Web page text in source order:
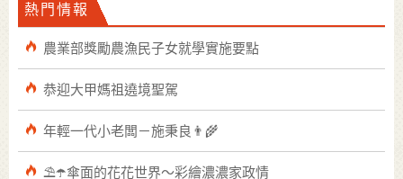
熱門情報
農業部獎勵農漁民子女就學實施要點
恭迎大甲媽祖遶境聖駕
年輕一代小老闆－施秉良👨‍🌾
⛱️☂️傘面的花花世界～彩繪濃濃家政情